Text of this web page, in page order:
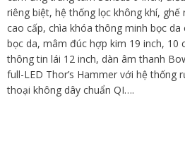
riêng biệt, hệ thống lọc không khí, ghế
cao cấp, chìa khóa thông minh bọc da
bọc da, mâm đúc hợp kim 19 inch, 10
thông tin lái 12 inch, dàn âm thanh
full-LED Thor’s Hammer với hệ thống
thoại không dây chuẩn QI….